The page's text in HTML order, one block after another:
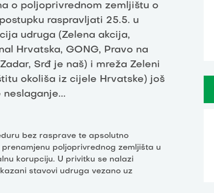
o poljoprivrednom zemljištu o
raspravljati 25.5. u
udruga (Zelena akcija,
Hrvatska, GONG, Pravo na
Srđ je naš) i mreža Zeleni
okoliša iz cijele Hrvatske) još
bez rasprave te apsolutno
poljoprivrednog zemljišta u
korupciju. U privitku se nalazi
stavovi udruga vezano uz